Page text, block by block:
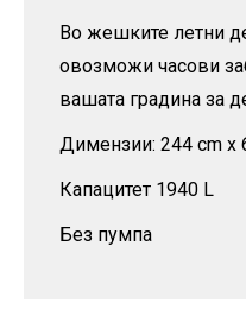
Во жешките летни
овозможи часови
вашата градина за
Димензии: 244 cm x
Капацитет 1940 L
Без пумпа